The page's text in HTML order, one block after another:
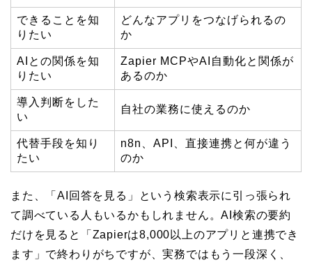
できることを知
りたい
どんなアプリをつなげられるの
か
AIとの関係を知
りたい
Zapier MCPやAI自動化と関係が
あるのか
導入判断をした
い
自社の業務に使えるのか
代替手段を知り
たい
n8n、API、直接連携と何が違う
のか
また、「AI回答を見る」という検索表示に引っ張られ
て調べている人もいるかもしれません。AI検索の要約
だけを見ると「Zapierは8,000以上のアプリと連携でき
ます」で終わりがちですが、実務ではもう一段深く、